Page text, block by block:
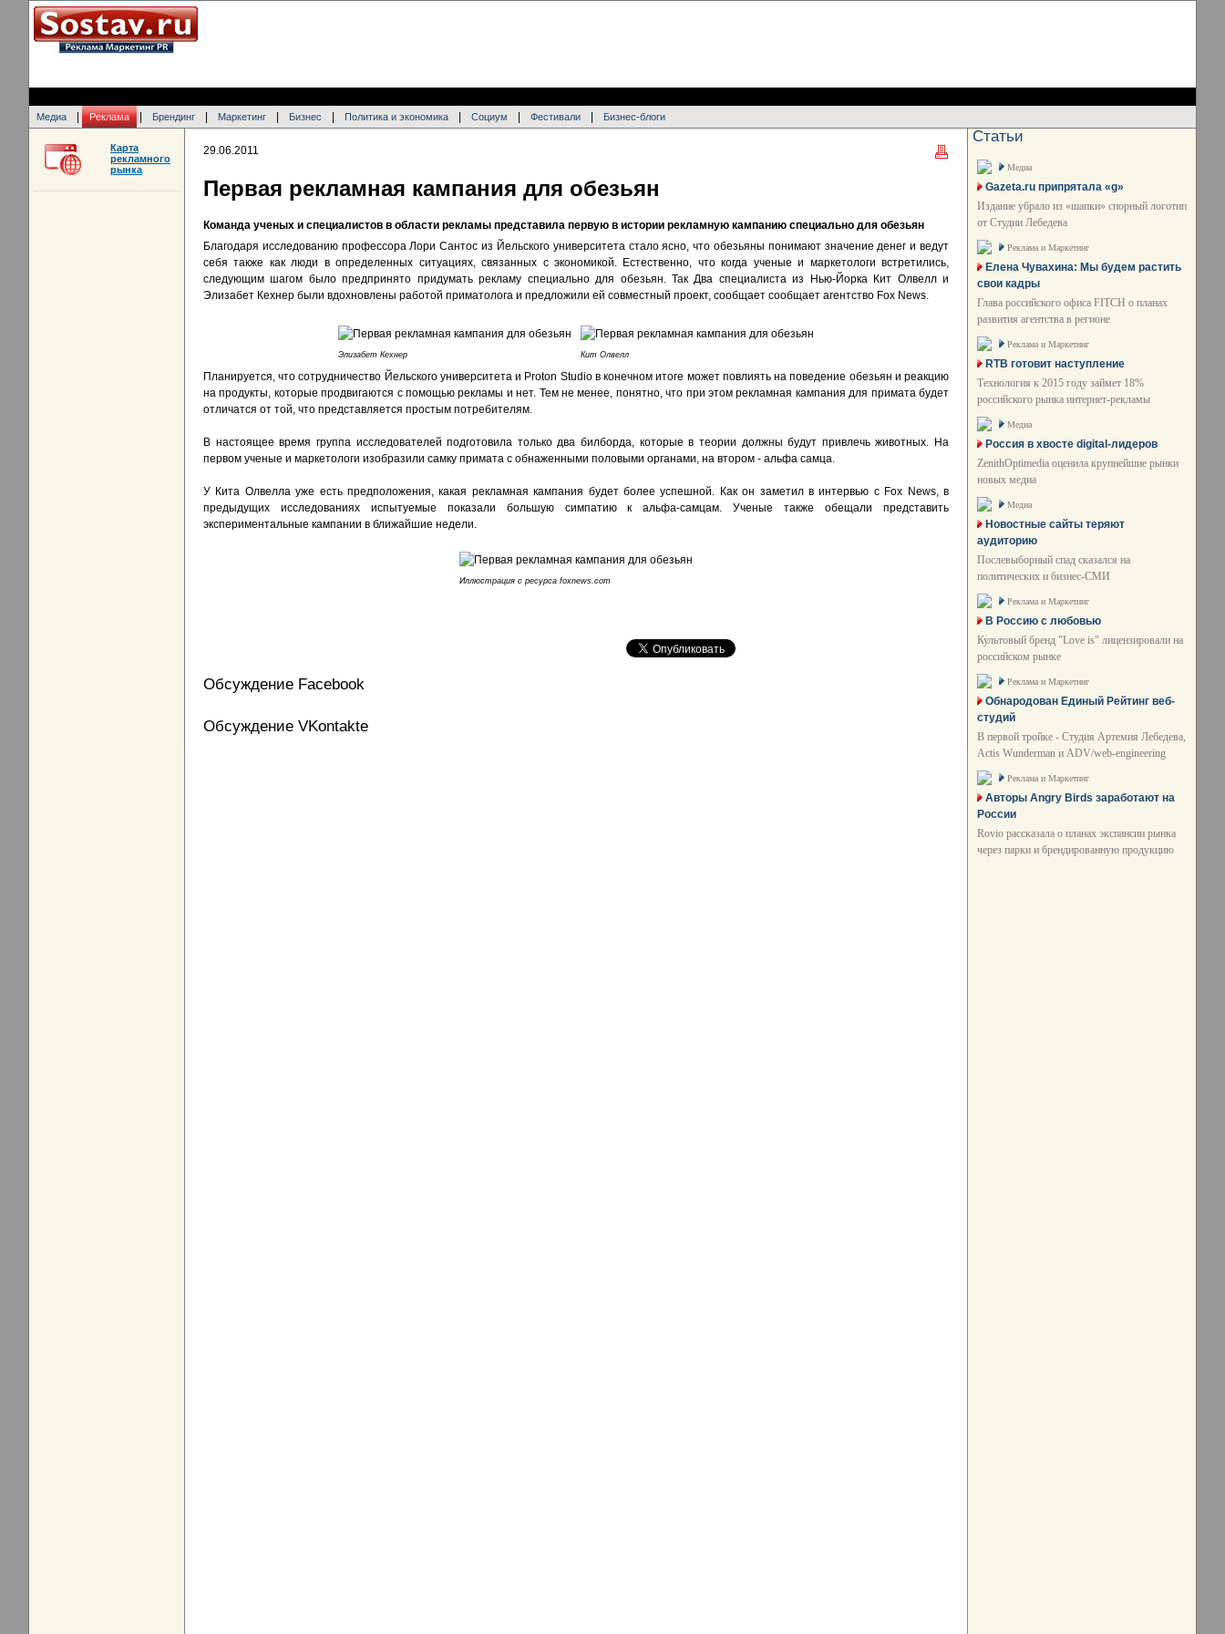
Медиа Реклама Брендинг Маркетинг Бизнес Политика и экономика Социум Фестивали Бизнес-блоги
29.06.2011
Первая рекламная кампания для обезьян
Команда ученых и специалистов в области рекламы представила первую в истории рекламную кампанию специально для обезьян
Благодаря исследованию профессора Лори Сантос из Йельского университета стало ясно, что обезьяны понимают значение денег и ведут
себя также как люди в определенных ситуациях, связанных с экономикой. Естественно, что когда ученые и маркетологи встретились,
следующим шагом было предпринято придумать рекламу специально для обезьян. Так Два специалиста из Нью-Йорка Кит Олвелл и
Элизабет Кехнер были вдохновлены работой приматолога и предложили ей совместный проект, сообщает сообщает агентство Fox News.
Элизабет Кехнер Кит Олвелл
Планируется, что сотрудничество Йельского университета и Proton Studio в конечном итоге может повлиять на поведение обезьян и реакцию
на продукты, которые продвигаются с помощью рекламы и нет. Тем не менее, понятно, что при этом рекламная кампания для примата будет
отличатся от той, что представляется простым потребителям.
В настоящее время группа исследователей подготовила только два билборда, которые в теории должны будут привлечь животных. На
первом ученые и маркетологи изобразили самку примата с обнаженными половыми органами, на втором - альфа самца.
У Кита Олвелла уже есть предположения, какая рекламная кампания будет более успешной. Как он заметил в интервью с Fox News, в
предыдущих исследованиях испытуемые показали большую симпатию к альфа-самцам. Ученые также обещали представить
экспериментальные кампании в ближайшие недели.
Иллюстрация с ресурса foxnews.com
Обсуждение Facebook
Обсуждение VKontakte
Карта
рекламного
рынка
Статьи
Медиа
Gazeta.ru припрятала «g»
Издание убрало из «шапки» спорный логотип
от Студии Лебедева
Реклама и Маркетинг
Елена Чувахина: Мы будем растить
свои кадры
Глава российского офиса FITCH о планах
развития агентства в регионе
Реклама и Маркетинг
RTB готовит наступление
Технология к 2015 году займет 18%
российского рынка интернет-рекламы
Медиа
Россия в хвосте digital-лидеров
ZenithOptimedia оценила крупнейшие рынки
новых медиа
Медиа
Новостные сайты теряют
аудиторию
Послевыборный спад сказался на
политических и бизнес-СМИ
Реклама и Маркетинг
В Россию с любовью
Культовый бренд "Love is" лицензировали на
российском рынке
Реклама и Маркетинг
Обнародован Единый Рейтинг веб-
студий
В первой тройке - Студия Артемия Лебедева,
Actis Wunderman и ADV/web-engineering
Реклама и Маркетинг
Авторы Angry Birds заработают на
России
Rovio рассказала о планах экспансии рынка
через парки и брендированную продукцию